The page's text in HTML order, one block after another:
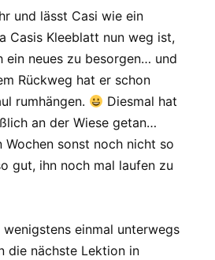
und lässt Casi wie ein
Casis Kleeblatt nun weg ist,
ein neues zu besorgen… und
Rückweg hat er schon
rumhängen.
Diesmal hat
an der Wiese getan…
sonst noch nicht so
gut, ihn noch mal laufen zu
wenigstens einmal unterwegs
die nächste Lektion in